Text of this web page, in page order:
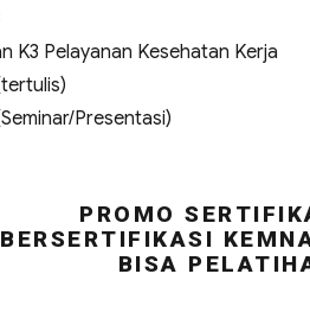
K3 Pelayanan Kesehatan Kerja
Presentasi)
PROMO
BERSERTIFIKASI
BISA